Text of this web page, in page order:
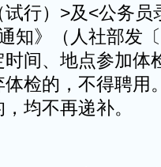
行）>及<公务
知》（人社部发
间、地点参加体
检的，不得聘用
均不再递补。